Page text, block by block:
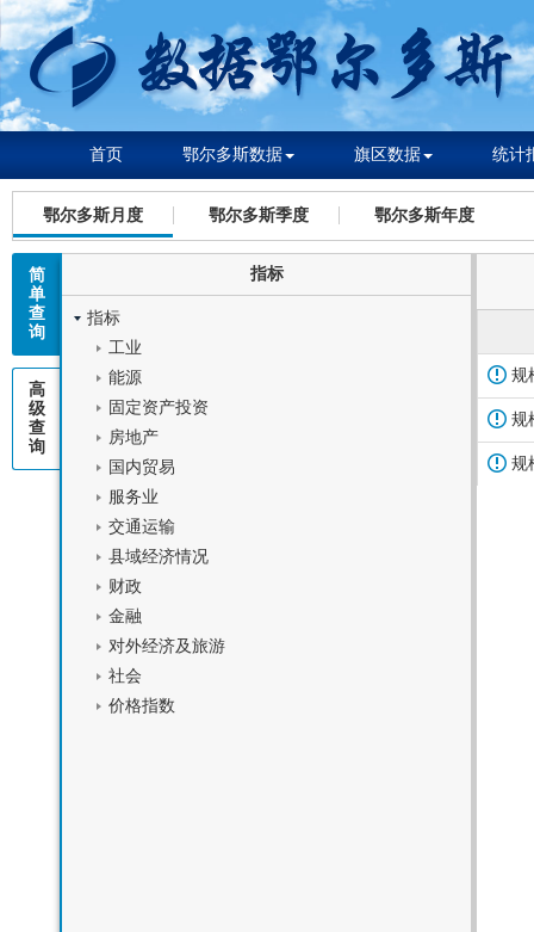
首页 鄂尔多斯数据 旗区数据 统计
鄂尔多斯月度 鄂尔多斯季度 鄂尔多斯年度
简
单
查
询
高
级
查
询
指标
指标
工业
能源
固定资产投资
房地产
国内贸易
服务业
交通运输
县域经济情况
财政
金融
对外经济及旅游
社会
价格指数
规
规
规
规
规
规